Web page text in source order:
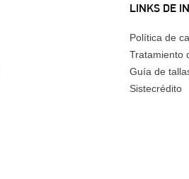
LINKS DE
Política de
Tratamiento
Guía de
Sistecrédito